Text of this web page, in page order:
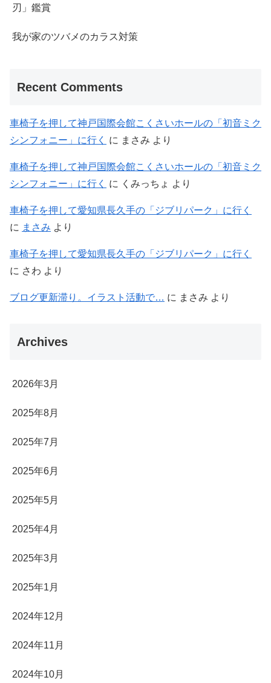
刃」鑑賞
我が家のツバメのカラス対策
Recent Comments
車椅子を押して神戸国際会館こくさいホールの「初音ミク
シンフォニー」に行く
に まさみ より
車椅子を押して神戸国際会館こくさいホールの「初音ミク
シンフォニー」に行く
に くみっちょ より
車椅子を押して愛知県長久手の「ジブリパーク」に行く
に まさみ より
車椅子を押して愛知県長久手の「ジブリパーク」に行く
に さわ より
ブログ更新滞り。イラスト活動で… に まさみ より
Archives
2026年3月
2025年8月
2025年7月
2025年6月
2025年5月
2025年4月
2025年3月
2025年1月
2024年12月
2024年11月
2024年10月